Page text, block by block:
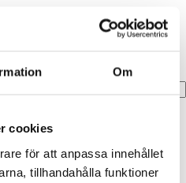
Om
cookies
för att anpassa innehållet
tillhandahålla funktioner